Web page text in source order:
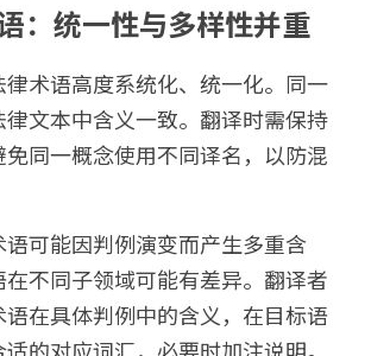
：统一性与多样性并重
术语高度系统化、统一化。同一
文本中含义一致。翻译时需保持
同一概念使用不同译名，以防混
可能因判例演变而产生多重含
在不同子领域可能有差异。翻译者
在具体判例中的含义，在目标语